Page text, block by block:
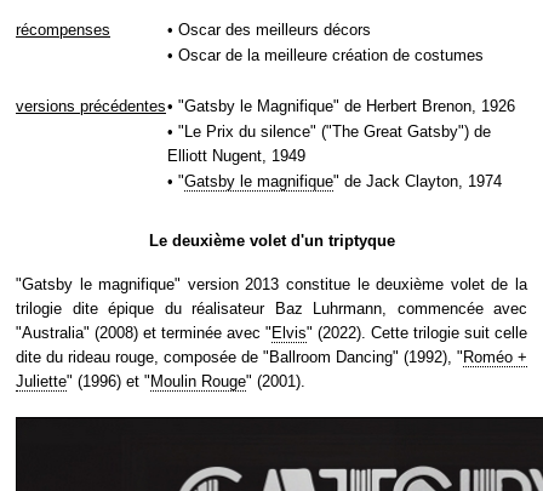
récompenses
• Oscar des meilleurs décors
• Oscar de la meilleure création de costumes
versions précédentes• "Gatsby le Magnifique" de Herbert Brenon, 1926
• "Le Prix du silence" ("The Great Gatsby") de
Elliott Nugent, 1949
• "Gatsby le magnifique" de Jack Clayton, 1974
Le deuxième volet d'un triptyque
"Gatsby le magnifique" version 2013 constitue le deuxième volet de la
trilogie dite épique du réalisateur Baz Luhrmann, commencée avec
"Australia" (2008) et terminée avec " Elvis" (2022). Cette trilogie suit celle
dite du rideau rouge, composée de "Ballroom Dancing" (1992), " Roméo +
Juliette" (1996) et " Moulin Rouge" (2001).